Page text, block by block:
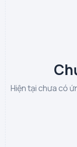
Hiện tại chưa có